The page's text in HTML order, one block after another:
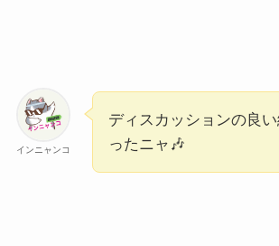
インニャンコ
ディスカッションの良
ったニャ🎶